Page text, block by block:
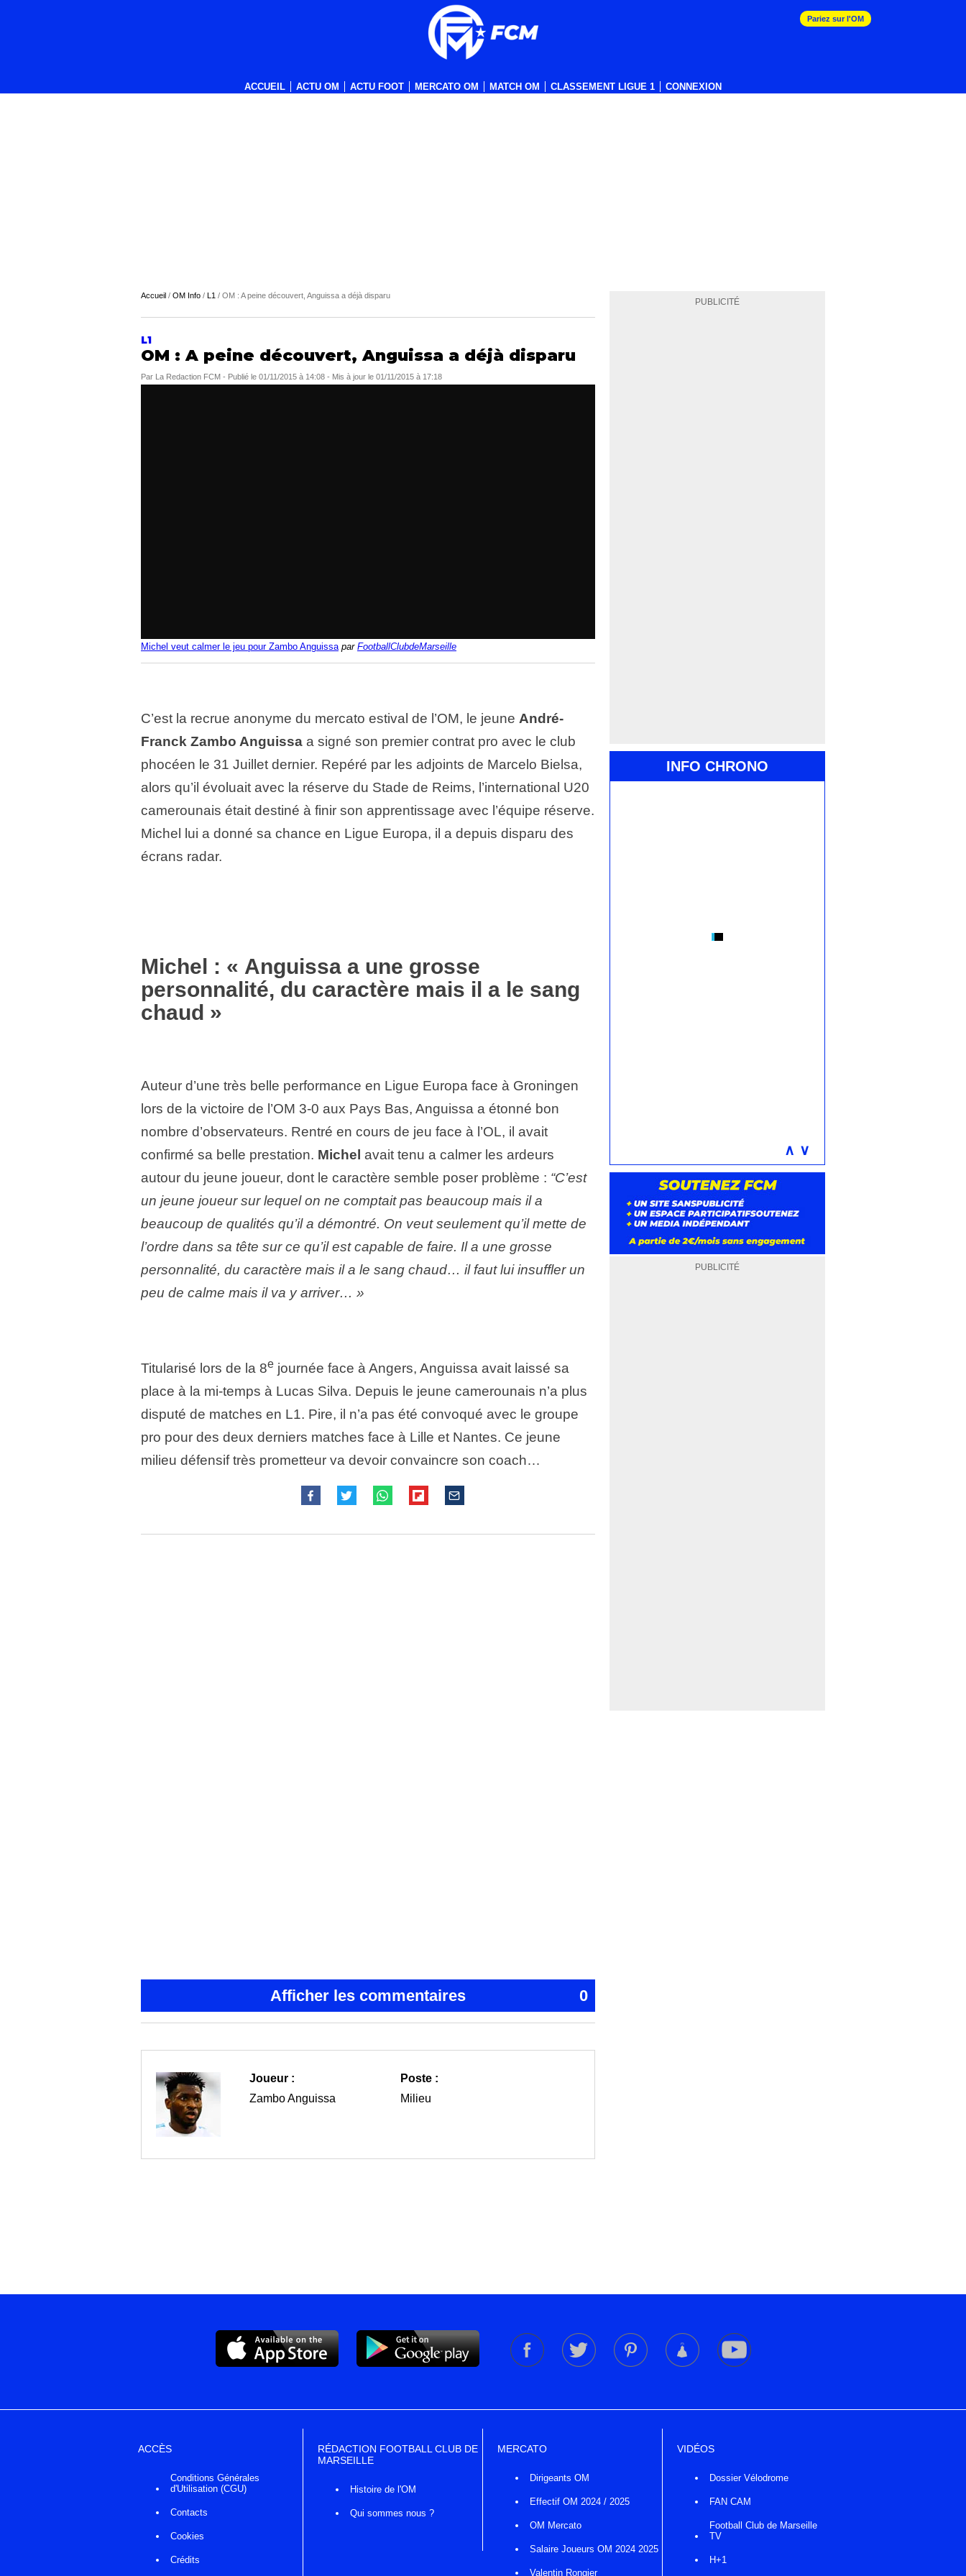
ACCUEIL ACTU OM ACTU FOOT MERCATO OM MATCH OM CLASSEMENT LIGUE 1 CONNEXION
Pariez sur l'OM
PUBLICITÉ
INFO CHRONO
∧ ∨
PUBLICITÉ
Accueil / OM Info / L1 / OM : A peine découvert, Anguissa a déjà disparu
L1
OM : A peine découvert, Anguissa a déjà disparu
Par La Redaction FCM - Publié le 01/11/2015 à 14:08 - Mis à jour le 01/11/2015 à 17:18
Michel veut calmer le jeu pour Zambo Anguissa par FootballClubdeMarseille
C’est la recrue anonyme du mercato estival de l’OM, le jeune André-
Franck Zambo Anguissa a signé son premier contrat pro avec le club
phocéen le 31 Juillet dernier. Repéré par les adjoints de Marcelo Bielsa,
alors qu’il évoluait avec la réserve du Stade de Reims, l’international U20
camerounais était destiné à finir son apprentissage avec l’équipe réserve.
Michel lui a donné sa chance en Ligue Europa, il a depuis disparu des
écrans radar.
Michel : « Anguissa a une grosse
personnalité, du caractère mais il a le sang
chaud »
Auteur d’une très belle performance en Ligue Europa face à Groningen
lors de la victoire de l’OM 3-0 aux Pays Bas, Anguissa a étonné bon
nombre d’observateurs. Rentré en cours de jeu face à l’OL, il avait
confirmé sa belle prestation. Michel avait tenu a calmer les ardeurs
autour du jeune joueur, dont le caractère semble poser problème : “C’est
un jeune joueur sur lequel on ne comptait pas beaucoup mais il a
beaucoup de qualités qu’il a démontré. On veut seulement qu’il mette de
l’ordre dans sa tête sur ce qu’il est capable de faire. Il a une grosse
personnalité, du caractère mais il a le sang chaud… il faut lui insuffler un
peu de calme mais il va y arriver… »
Titularisé lors de la 8e journée face à Angers, Anguissa avait laissé sa
place à la mi-temps à Lucas Silva. Depuis le jeune camerounais n’a plus
disputé de matches en L1. Pire, il n’a pas été convoqué avec le groupe
pro pour des deux derniers matches face à Lille et Nantes. Ce jeune
milieu défensif très prometteur va devoir convaincre son coach…
Afficher les commentaires 0
Joueur :
Zambo Anguissa
Poste :
Milieu
ACCÈS
Conditions Générales
d'Utilisation (CGU)
Contacts
Cookies
Crédits
RÉDACTION FOOTBALL CLUB DE
MARSEILLE
Histoire de l'OM
Qui sommes nous ?
MERCATO
Dirigeants OM
Effectif OM 2024 / 2025
OM Mercato
Salaire Joueurs OM 2024 2025
Valentin Rongier
VIDÉOS
Dossier Vélodrome
FAN CAM
Football Club de Marseille
TV
H+1